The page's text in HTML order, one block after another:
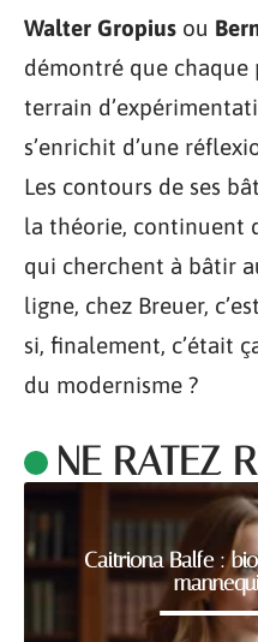
Walter Gropius ou
démontré que
terrain
s’enrichit d’une
Les contours de ses
la théorie, continuent
qui cherchent à bâtir
ligne, chez Breuer,
si, finalement, c’était
du modernisme ?
NE RATEZ
Caitriona Balfe :